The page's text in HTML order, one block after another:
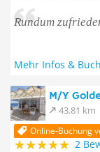
Rundum
Mehr Infos &
M/Y
43.81 km
Online-Buchung
2